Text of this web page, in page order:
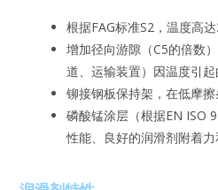
根据FAG标准S2，温度高
增加径向游隙（C5的倍数
道、运输装置）因温度引起
铆接钢板保持架，在低摩擦
磷酸锰涂层（根据EN ISO
性能、良好的润滑剂附着力